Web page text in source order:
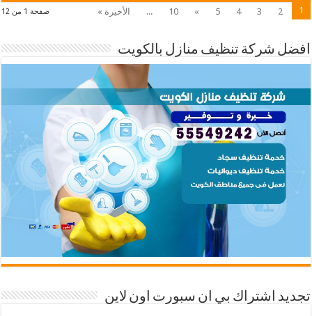
صفحة 1 من 12 1
2
3
4
5
»
10
... الأخيرة »
افضل شركة تنظيف منازل بالكويت
تجديد اشتراك بي ان سبورت اون لاين